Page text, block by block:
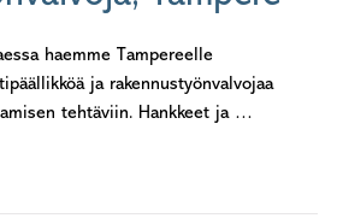
haemme Tampereelle
ja rakennustyönvalvojaa
tehtäviin. Hankkeet ja …